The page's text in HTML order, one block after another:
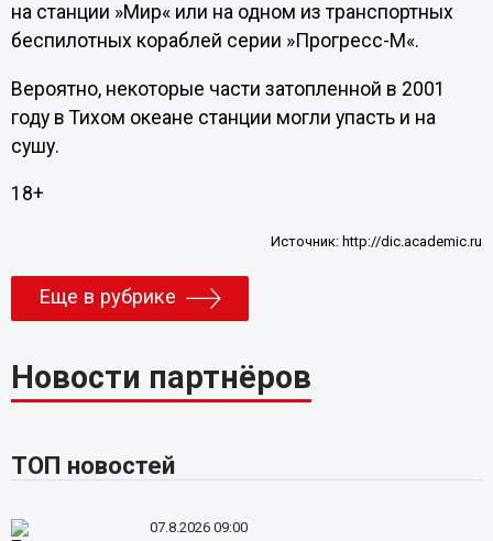
на станции »Мир« или на одном из транспортных
беспилотных кораблей серии »Прогресс-М«.
Вероятно, некоторые части затопленной в 2001
году в Тихом океане станции могли упасть и на
сушу.
18+
Источник: http://dic.academic.ru
Еще в рубрике
Новости партнёров
ТОП новостей
07.8.2026 09:00